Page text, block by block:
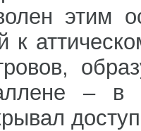
этим
к
– в